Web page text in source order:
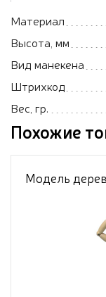
Материал
Высота, мм
Вид манекена
Штрихкод
Вес, гр.
Похожие
Модель